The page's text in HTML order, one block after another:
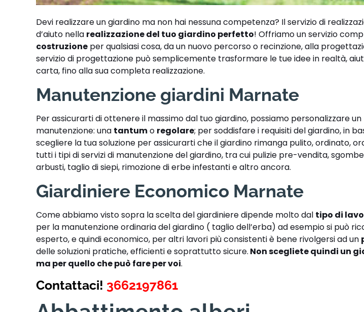
Devi realizzare un giardino ma non hai nessuna competenza? Il servizio di
d’aiuto nella realizzazione del tuo giardino perfetto! Offriamo un servizio
costruzione per qualsiasi cosa, da un nuovo percorso o recinzione, alla
servizio di progettazione può semplicemente trasformare le tue idee in realtà,
carta, fino alla sua completa realizzazione.
Manutenzione giardini Marnate
Per assicurarti di ottenere il massimo dal tuo giardino, possiamo personalizzare
manutenzione: una tantumo regolare; per soddisfare i requisiti del giardino, in
scegliere la tua soluzione per assicurarti che il giardino rimanga pulito, ordinato,
tutti i tipi di servizi di manutenzione del giardino, tra cui pulizie pre-vendita,
arbusti, taglio di siepi, rimozione di erbe infestanti e altro ancora.
Giardiniere Economico Marnate
Come abbiamo visto sopra la scelta del giardiniere dipende molto dal tipo di
per la manutenzione ordinaria del giardino ( taglio dell’erba) ad esempio si può
esperto, e quindi economico, per altri lavori più consistenti è bene rivolgersi ad un
delle soluzioni pratiche, efficienti e soprattutto sicure. Non scegliete quindi un
ma per quello che può fare per voi.
Contattaci! 3662197861